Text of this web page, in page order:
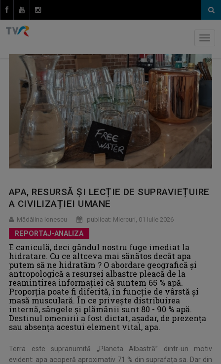
APA, RESURSĂ ȘI LECȚIE DE SUPRAVIEȚUIRE
A CIVILIZAȚIEI UMANE
Mădălina Ionescu publicat: Miercuri, 01 Iulie 2026
REPORTAJ-ANALIZA
E caniculă, deci gândul nostru fuge imediat la
hidratare. Cu ce altceva mai sănătos decât apa
putem să ne hidratăm ? O abordare geografică și
antropologică a resursei albastre pleacă de la
reamintirea informației că suntem 65 % apă.
Proporția poate fi diferită, în funcție de vârstă și
masă musculară. În ce privește distribuirea
internă, sângele și plămânii sunt 80 - 90 % apă.
Destinul omenirii a fost dictat, așadar, de prezența
sau absența acestui element vital, apa.
Terra este supranumită „Planeta Albastră” dintr-un motiv
evident: apa acoperă aproximativ 71 % din suprafața sa. Dar din